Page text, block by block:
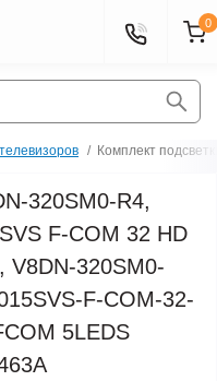
0
Комплект
320SM0-R4,
F-COM 32 HD
V8DN-320SM0-
F-COM-32-
5LEDS